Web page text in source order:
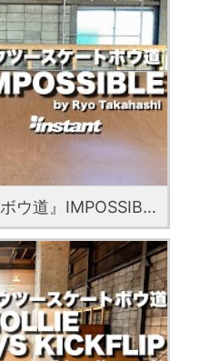
『ハウツースケートボウ道』IMPOSSIBLE with Ryo Takahashi instant skateboards チャンネル登録者数 1870人 登録済み